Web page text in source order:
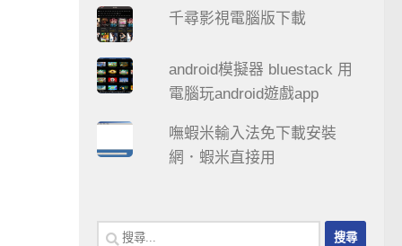
千尋影視電腦版下載
android模擬器 bluestack 用
電腦玩android遊戲app
嘸蝦米輸入法免下載安裝
網．蝦米直接用
搜